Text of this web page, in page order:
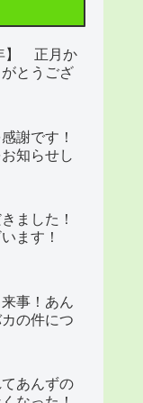
】 正月か
とうござ
謝です！
知らせし
ました！
ます！
事！あん
の件につ
あんずの